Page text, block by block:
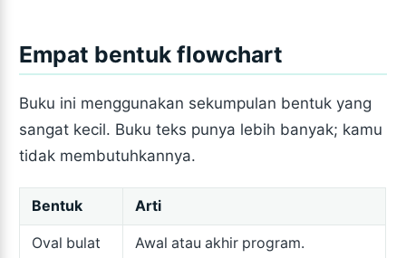
Empat bentuk flowchart
Buku ini menggunakan sekumpulan bentuk yang
sangat kecil. Buku teks punya lebih banyak; kamu
tidak membutuhkannya.
Bentuk Arti
Oval bulat Awal atau akhir program.